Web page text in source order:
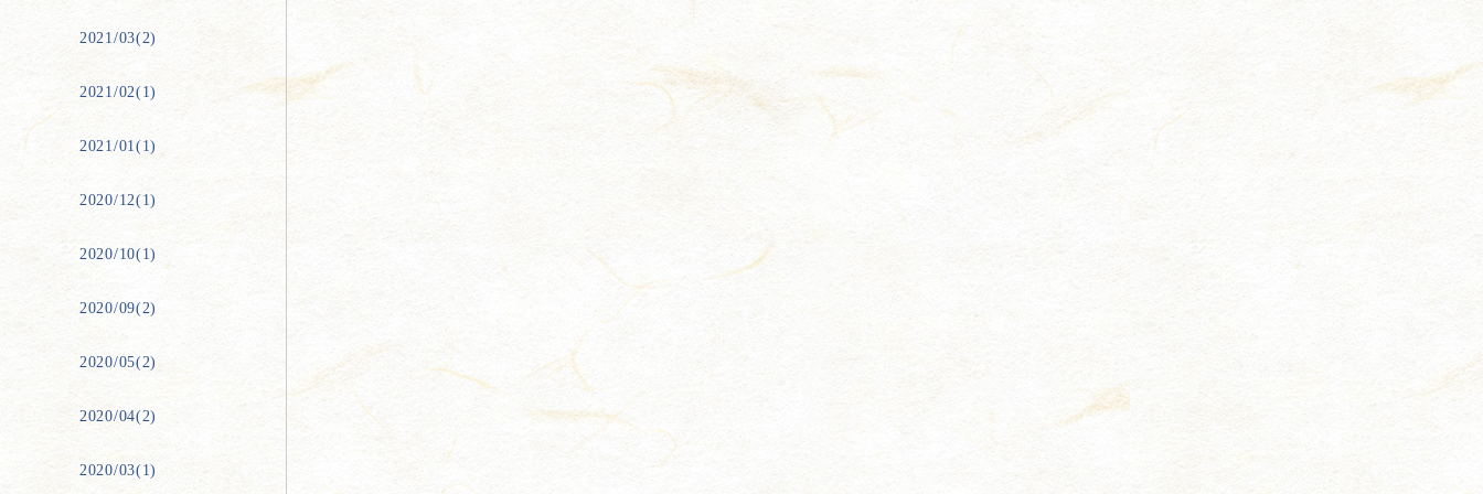
2021/03(2)
2021/02(1)
2021/01(1)
2020/12(1)
2020/10(1)
2020/09(2)
2020/05(2)
2020/04(2)
2020/03(1)